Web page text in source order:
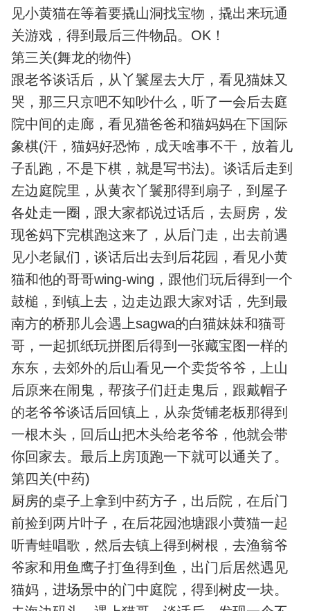
见小黄猫在等着要撬山洞找宝物，撬出来玩通
关游戏，得到最后三件物品。OK！
第三关(舞龙的物件)
跟老爷谈话后，从丫鬟屋去大厅，看见猫妹又
哭，那三只京吧不知吵什么，听了一会后去庭
院中间的走廊，看见猫爸爸和猫妈妈在下国际
象棋(汗，猫妈好恐怖，成天啥事不干，放着儿
子乱跑，不是下棋，就是写书法)。谈话后走到
左边庭院里，从黄衣丫鬟那得到扇子，到屋子
各处走一圈，跟大家都说过话后，去厨房，发
现爸妈下完棋跑这来了，从后门走，出去前遇
见小老鼠们，谈话后出去到后花园，看见小黄
猫和他的哥哥wing-wing，跟他们玩后得到一个
鼓槌，到镇上去，边走边跟大家对话，先到最
南方的桥那儿会遇上sagwa的白猫妹妹和猫哥
哥，一起抓纸玩拼图后得到一张藏宝图一样的
东东，去郊外的后山看见一个卖货爷爷，上山
后原来在闹鬼，帮孩子们赶走鬼后，跟戴帽子
的老爷爷谈话后回镇上，从杂货铺老板那得到
一根木头，回后山把木头给老爷爷，他就会带
你回家去。最后上房顶跑一下就可以通关了。
第四关(中药)
厨房的桌子上拿到中药方子，出后院，在后门
前捡到两片叶子，在后花园池塘跟小黄猫一起
听青蛙唱歌，然后去镇上得到树根，去渔翁爷
爷家和用鱼鹰子打鱼得到鱼，出门后居然遇见
猫妈，进场景中的门中庭院，得到树皮一块。